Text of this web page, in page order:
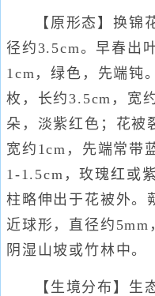
【原形态】换锦
径约3.5cm。早春出
1cm，绿色，先端钝
枚，长约3.5cm，宽
朵，淡紫红色；花被
宽约1cm，先端常带
1-1.5cm，玫瑰红或
柱略伸出于花被外。
近球形，直径约
阴湿山坡或竹林中。
【生境分布】生